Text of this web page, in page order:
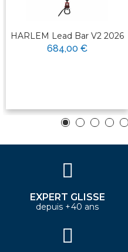
HARLEM Lead Bar V2 2026
684,00 €
EXPERT GLISSE
depuis +40 ans